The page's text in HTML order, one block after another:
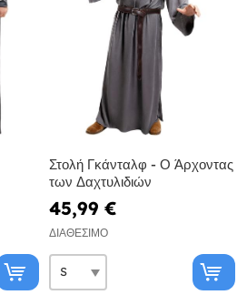
Στολή Γκάνταλφ - Ο Άρχοντας
των Δαχτυλιδιών
45,99 €
ΔΙΑΘΈΣΙΜΟ